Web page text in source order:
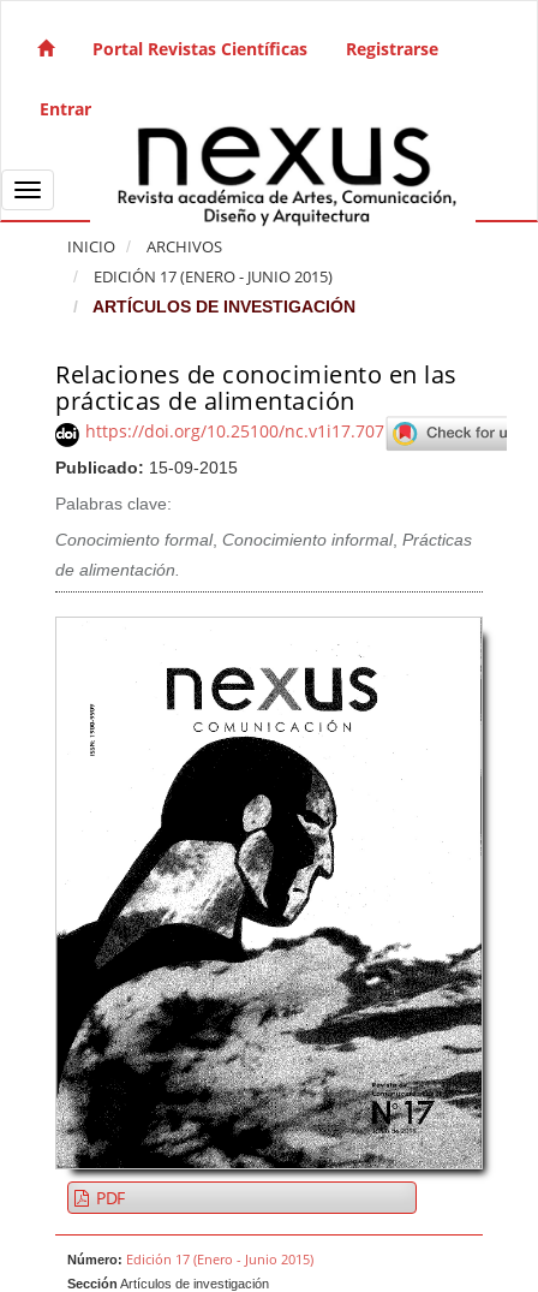
Navegación principal
Barra lateral
Portal Revistas Científicas Registrarse
Entrar
Toggle navigation
INICIO
ARCHIVOS
EDICIÓN 17 (ENERO - JUNIO 2015)
ARTÍCULOS DE INVESTIGACIÓN
Relaciones de conocimiento en las
prácticas de alimentación
https://doi.org/10.25100/nc.v1i17.707
Publicado: 15-09-2015
Palabras clave:
Conocimiento formal,Conocimiento informal,Prácticas
de alimentación.
Barra lateral del artículo
PDF
Número: Edición 17 (Enero - Junio 2015)
Sección Artículos de investigación